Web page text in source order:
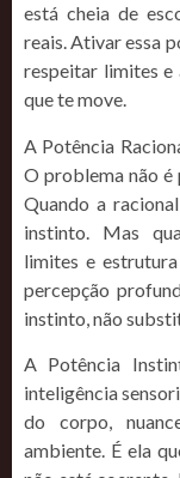
está cheia de
reais. Ativar essa
respeitar limites e
que te move.
A Potência
O problema não é
Quando a
instinto. Mas
limites e
percepção
instinto, não
A Potência
inteligência
do corpo,
ambiente. É ela